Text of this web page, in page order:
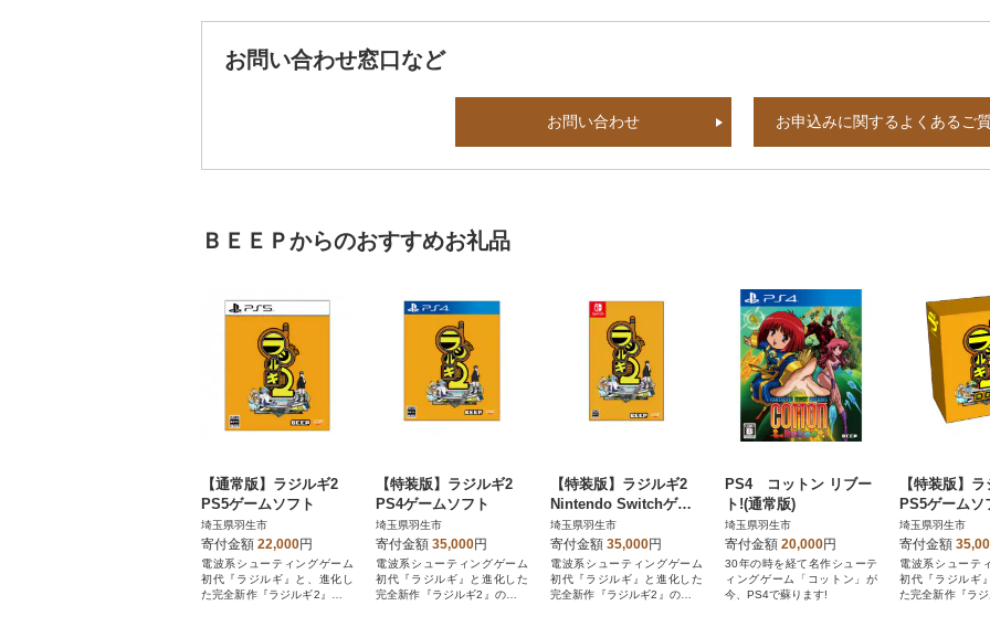
お問い合わせ窓口など
お問い合わせ お申込みに関するよくあるご
ＢＥＥＰからのおすすめお礼品
【通常版】ラジルギ2
PS5ゲームソフト
埼玉県羽生市
寄付金額 22,000円
電波系シューティングゲーム
初代『ラジルギ』と、進化し
た完全新作『ラジルギ2』のセ
【特装版】ラジルギ2
PS4ゲームソフト
埼玉県羽生市
寄付金額 35,000円
電波系シューティングゲーム
初代『ラジルギ』と進化した
完全新作『ラジルギ2』のセッ
【特装版】ラジルギ2
Nintendo Switchゲー
ムソフト
埼玉県羽生市
寄付金額 35,000円
電波系シューティングゲーム
初代『ラジルギ』と進化した
完全新作『ラジルギ2』のセッ
PS4 コットン リブー
ト!(通常版)
埼玉県羽生市
寄付金額 20,000円
30年の時を経て名作シューテ
ィングゲーム「コットン」が
今、PS4で蘇ります!
【特装版】
PS5ゲームソ
埼玉県羽生市
寄付金額
電波系シューテ
初代『ラジルギ
た完全新作『ラ